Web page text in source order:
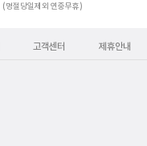
(명절당일제외 연중무휴)
고객센터 제휴안내